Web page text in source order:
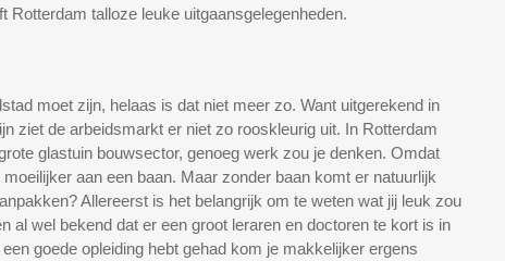
talloze leuke uitgaansgelegenheden.
moet zijn, helaas is dat niet meer zo. Want uitgerekend in
ziet de arbeidsmarkt er niet zo rooskleurig uit. In Rotterdam
glastuin bouwsector, genoeg werk zou je denken. Omdat
aan een baan. Maar zonder baan komt er natuurlijk
Allereerst is het belangrijk om te weten wat jij leuk zou
al wel bekend dat er een groot leraren en doctoren te kort is in
goede opleiding hebt gehad kom je makkelijker ergens